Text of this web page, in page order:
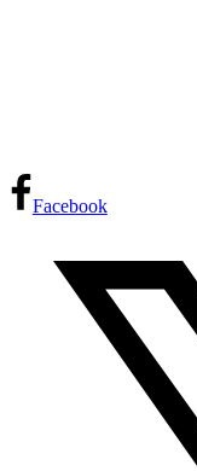
Facebook